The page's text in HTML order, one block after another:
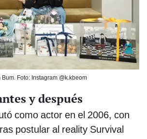
Bum. Foto: Instagram @k.kbeom
y después
como actor en el 2006, con
postular al reality Survival